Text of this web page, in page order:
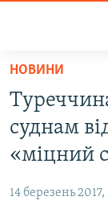
Перейти
основного
матеріалу
Перейти
до
основної
навігації
ВОДА.КРИМ
ВІДЕО ТА ФОТО
БЛОГИ
НОВИНИ
суднам
«міцний
14 березень 2017,